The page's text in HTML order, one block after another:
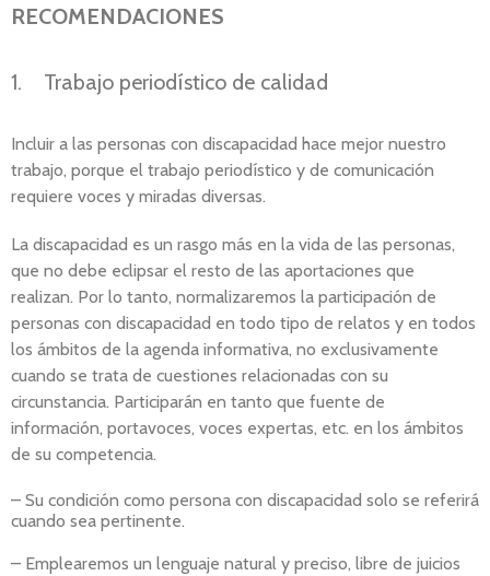
RECOMENDACIONES
1. Trabajo periodístico de calidad
Incluir a las personas con discapacidad hace mejor nuestro
trabajo, porque el trabajo periodístico y de comunicación
requiere voces y miradas diversas.
La discapacidad es un rasgo más en la vida de las personas,
que no debe eclipsar el resto de las aportaciones que
realizan. Por lo tanto, normalizaremos la participación de
personas con discapacidad en todo tipo de relatos y en todos
los ámbitos de la agenda informativa, no exclusivamente
cuando se trata de cuestiones relacionadas con su
circunstancia. Participarán en tanto que fuente de
información, portavoces, voces expertas, etc. en los ámbitos
de su competencia.
– Su condición como persona con discapacidad solo se referirá
cuando sea pertinente.
– Emplearemos un lenguaje natural y preciso, libre de juicios